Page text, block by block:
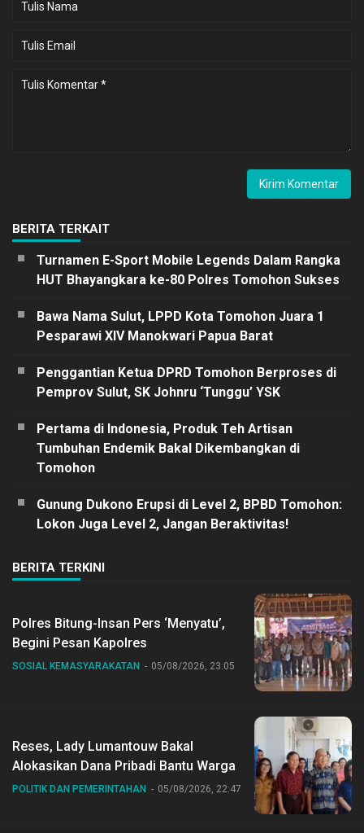
BERITA TERKAIT
Turnamen E-Sport Mobile Legends Dalam Rangka
HUT Bhayangkara ke-80 Polres Tomohon Sukses
Bawa Nama Sulut, LPPD Kota Tomohon Juara 1
Pesparawi XIV Manokwari Papua Barat
Penggantian Ketua DPRD Tomohon Berproses di
Pemprov Sulut, SK Johnru ‘Tunggu’ YSK
Pertama di Indonesia, Produk Teh Artisan
Tumbuhan Endemik Bakal Dikembangkan di
Tomohon
Gunung Dukono Erupsi di Level 2, BPBD Tomohon:
Lokon Juga Level 2, Jangan Beraktivitas!
BERITA TERKINI
Polres Bitung-Insan Pers ‘Menyatu’,
Begini Pesan Kapolres
SOSIAL KEMASYARAKATAN 05/08/2026, 23:05
Reses, Lady Lumantouw Bakal
Alokasikan Dana Pribadi Bantu Warga
POLITIK DAN PEMERINTAHAN 05/08/2026, 22:47